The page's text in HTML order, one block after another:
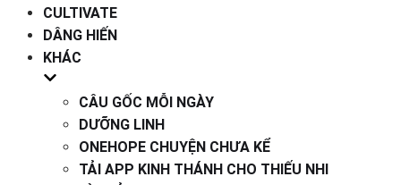
CULTIVATE
DÂNG HIẾN
KHÁC
CÂU GỐC MỖI NGÀY
DƯỠNG LINH
ONEHOPE CHUYỆN CHƯA KỂ
TẢI APP KINH THÁNH CHO THIẾU NHI